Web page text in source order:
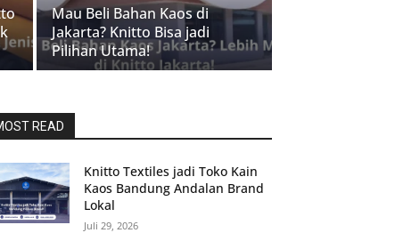
Mau Beli Bahan Kaos di
Jakarta? Knitto Bisa jadi
Pilihan Utama!
READ
Knitto Textiles jadi Toko Kain
Kaos Bandung Andalan Brand
Lokal
Juli 29, 2026